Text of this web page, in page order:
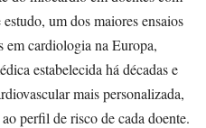
um dos maiores ensaios
em cardiologia na Europa,
estabelecida há décadas e
mais personalizada,
perfil de risco de cada doente.